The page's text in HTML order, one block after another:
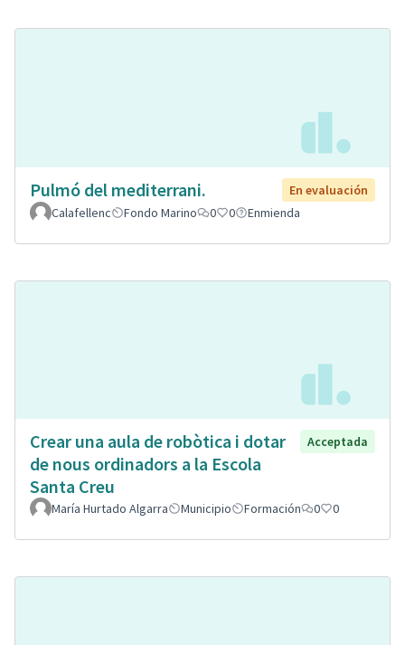
Pulmó del mediterrani.
En evaluación
Calafellenc
Fondo Marino 0 0 Enmienda
Crear una aula de robòtica i dotar
de nous ordinadors a la Escola
Santa Creu
Acceptada
María Hurtado Algarra Municipio Formación 0 0